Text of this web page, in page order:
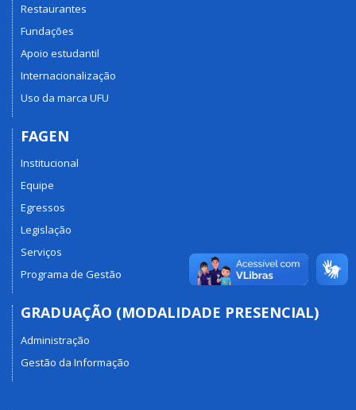
Restaurantes
Fundações
Apoio estudantil
Internacionalização
Uso da marca UFU
FAGEN
Institucional
Equipe
Egressos
Legislação
Serviços
Programa de Gestão
GRADUAÇÃO (MODALIDADE PRESENCIAL)
Administração
Gestão da Informação